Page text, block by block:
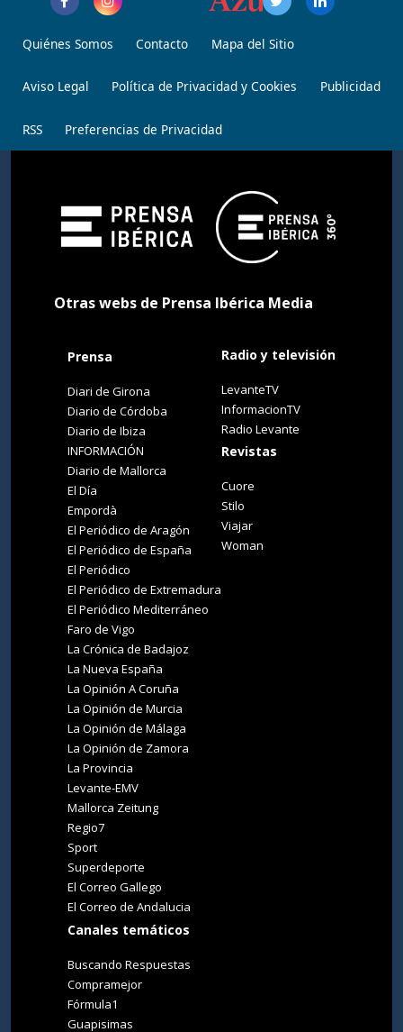
Quiénes Somos Contacto Mapa del Sitio
Aviso Legal Política de Privacidad y Cookies Publicidad
RSS Preferencias de Privacidad
Otras webs de Prensa Ibérica Media
Prensa
Diari de Girona
Diario de Córdoba
Diario de Ibiza
INFORMACIÓN
Diario de Mallorca
El Día
Empordà
El Periódico de Aragón
El Periódico de España
El Periódico
El Periódico de Extremadura
El Periódico Mediterráneo
Faro de Vigo
La Crónica de Badajoz
La Nueva España
La Opinión A Coruña
La Opinión de Murcia
La Opinión de Málaga
La Opinión de Zamora
La Provincia
Levante-EMV
Mallorca Zeitung
Regio7
Sport
Superdeporte
El Correo Gallego
El Correo de Andalucia
Canales temáticos
Buscando Respuestas
Compramejor
Fórmula1
Guapisimas
Radio y televisión
LevanteTV
InformacionTV
Radio Levante
Revistas
Cuore
Stilo
Viajar
Woman